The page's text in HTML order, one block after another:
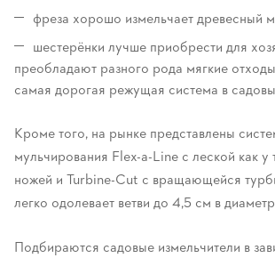
фреза хорошо измельчает древесный
шестерёнки лучше приобрести для
преобладают разного рода мягкие
самая дорогая режущая система в
Кроме того, на рынке представлены
мульчирования Flex-a-Line с леской как
ножей и Turbine-Cut с вращающейся
легко одолевает ветви до 4,5 см в
Подбираются садовые измельчители в